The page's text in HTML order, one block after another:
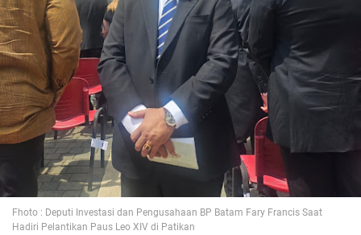
Fhoto : Deputi Investasi dan Pengusahaan BP Batam Fary Francis Saat
Hadiri Pelantikan Paus Leo XIV di Patikan